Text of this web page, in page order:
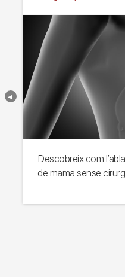
Descobreix com
de mama sense